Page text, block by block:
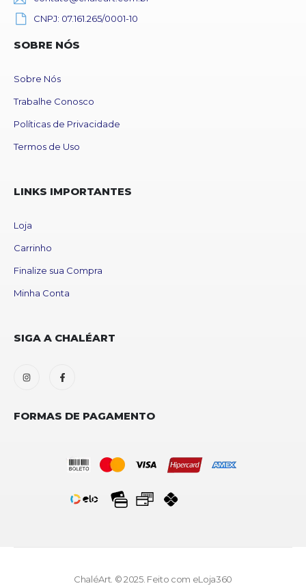
CNPJ: 07.161.265/0001-10
SOBRE NÓS
Sobre Nós
Trabalhe Conosco
Políticas de Privacidade
Termos de Uso
LINKS IMPORTANTES
Loja
Carrinho
Finalize sua Compra
Minha Conta
SIGA A CHALÉART
FORMAS DE PAGAMENTO
ChaléArt. © 2025. Feito com eLoja360